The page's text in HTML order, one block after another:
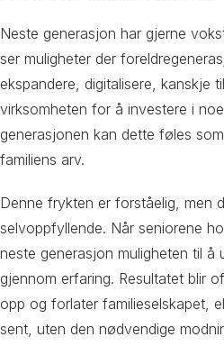
Neste generasjon har gjerne
ser muligheter der
ekspandere, digitalisere, kanskje
virksomheten for å investere i
generasjonen kan dette føles
familiens arv.
Denne frykten er forståelig, men
selvoppfyllende. Når seniorene
neste generasjon muligheten til å
gjennom erfaring. Resultatet blir
opp og forlater familieselskapet,
sent, uten den nødvendige